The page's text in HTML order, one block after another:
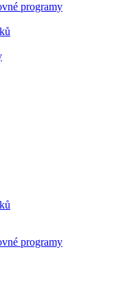
programy
programy